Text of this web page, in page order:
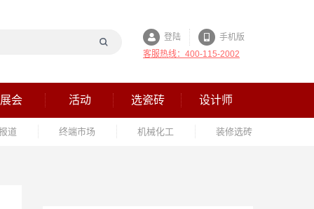
登陆
手机版
客服热线：400-115-2002
展会 活动 选瓷砖 设计师
道 终端市场 机械化工 装修选砖